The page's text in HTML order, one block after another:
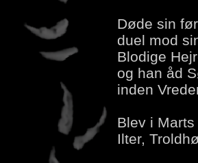
Døde sin
duel mod
Blodige
og han åd
inden
Blev i
Ilter,